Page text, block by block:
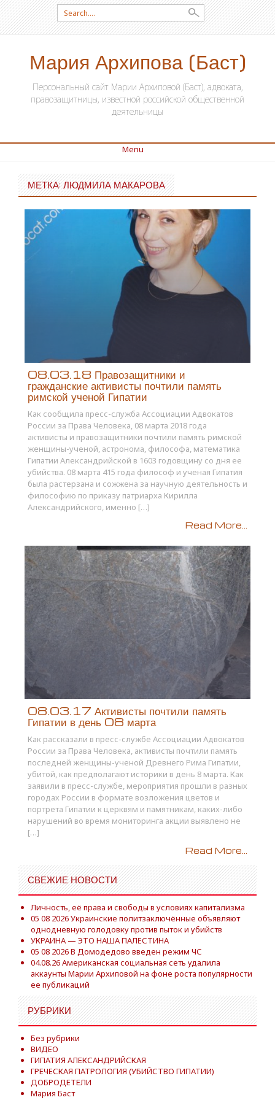
Search for:
Мария Архипова (Баст)
Персональный сайт Марии Архиповой (Баст), адвоката,
правозащитницы, известной российской общественной
деятельницы
Menu
SKIP TO CONTENT
МЕТКА: ЛЮДМИЛА МАКАРОВА
08.03.18 Правозащитники и
гражданские активисты почтили память
римской ученой Гипатии
Как сообщила пресс-служба Ассоциации Адвокатов
России за Права Человека, 08 марта 2018 года
активисты и правозащитники почтили память римской
женщины-ученой, астронома, философа, математика
Гипатии Александрийской в 1603 годовщину со дня ее
убийства. 08 марта 415 года философ и ученая Гипатия
была растерзана и сожжена за научную деятельность и
философию по приказу патриарха Кирилла
Александрийского, именно […]
Read More...
08.03.17 Активисты почтили память
Гипатии в день 08 марта
Как рассказали в пресс-службе Ассоциации Адвокатов
России за Права Человека, активисты почтили память
последней женщины-ученой Древнего Рима Гипатии,
убитой, как предполагают историки в день 8 марта. Как
заявили в пресс-службе, мероприятия прошли в разных
городах России в формате возложения цветов и
портрета Гипатии к церквям и памятникам, каких-либо
нарушений во время мониторинга акции выявлено не
[…]
Read More...
СВЕЖИЕ НОВОСТИ
Личность, её права и свободы в условиях капитализма
05 08 2026 Украинские политзаключённые объявляют
однодневную голодовку против пыток и убийств
УКРАИНА — ЭТО НАША ПАЛЕСТИНА
05 08 2026 В Домодедово введен режим ЧС
04.08.26 Американская социальная сеть удалила
аккаунты Марии Архиповой на фоне роста популярности
ее публикаций
РУБРИКИ
Без рубрики
ВИДЕО
ГИПАТИЯ АЛЕКСАНДРИЙСКАЯ
ГРЕЧЕСКАЯ ПАТРОЛОГИЯ (УБИЙСТВО ГИПАТИИ)
ДОБРОДЕТЕЛИ
Мария Баст